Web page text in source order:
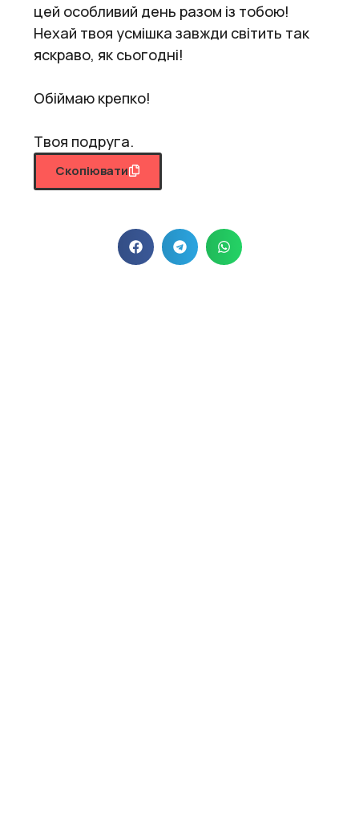
цей особливий день разом із тобою!
Нехай твоя усмішка завжди світить так
яскраво, як сьогодні!
Обіймаю крепко!
Твоя подруга.
Скопіювати